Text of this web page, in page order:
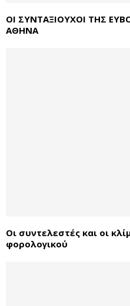
ΟΙ ΣΥΝΤΑΞΙΟΥΧΟΙ ΤΗΣ
ΑΘΗΝΑ
Οι συντελεστές και οι
φορολογικού